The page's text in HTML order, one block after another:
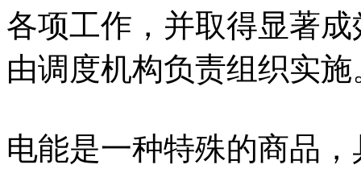
各项工作，并取得显著
由调度机构负责组织实施
电能是一种特殊的商品